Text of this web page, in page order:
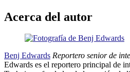
Acerca del autor
Benj Edwards Reportero senior de
Edwards es el reportero principal de